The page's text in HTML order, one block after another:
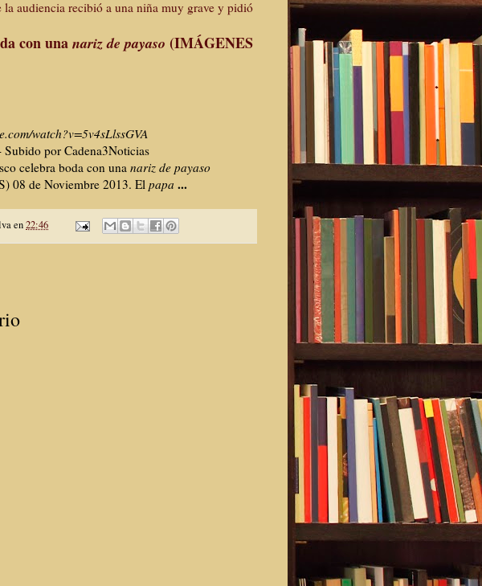
la audiencia recibió a una niña muy grave y pidió
con una nariz de payaso (IMÁGENES
watch?v=5v4sLlssGVA
Subido por Cadena3Noticias
celebra boda con una nariz de payaso
08 de Noviembre 2013. El papa ...
en22:46